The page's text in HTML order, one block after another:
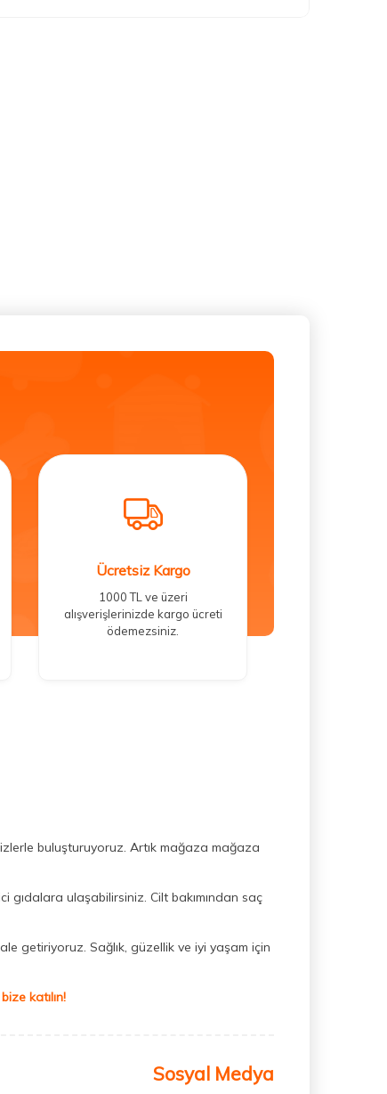
Ücretsiz Kargo
1000 TL ve üzeri
alışverişlerinizde kargo ücreti
ödemezsiniz.
buluşturuyoruz. Artık mağaza mağaza
ulaşabilirsiniz. Cilt bakımından saç
getiriyoruz. Sağlık, güzellik ve iyi yaşam için
katılın!
Sosyal Medya